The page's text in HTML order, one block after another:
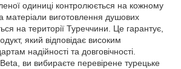
одиниці контролюється на кожному
матеріали виготовлення душових
на території Туреччини. Це гарантує,
який відповідає високим
надійності та довговічності.
ви вибираєте перевірене турецьке